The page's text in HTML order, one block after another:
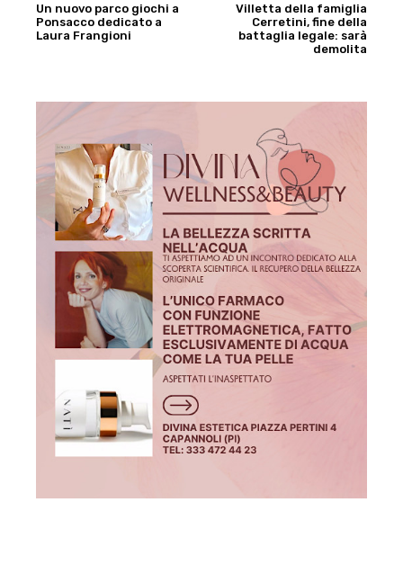
Un nuovo parco giochi a
Ponsacco dedicato a
Laura Frangioni
Villetta della famiglia
Cerretini, fine della
battaglia legale: sarà
demolita